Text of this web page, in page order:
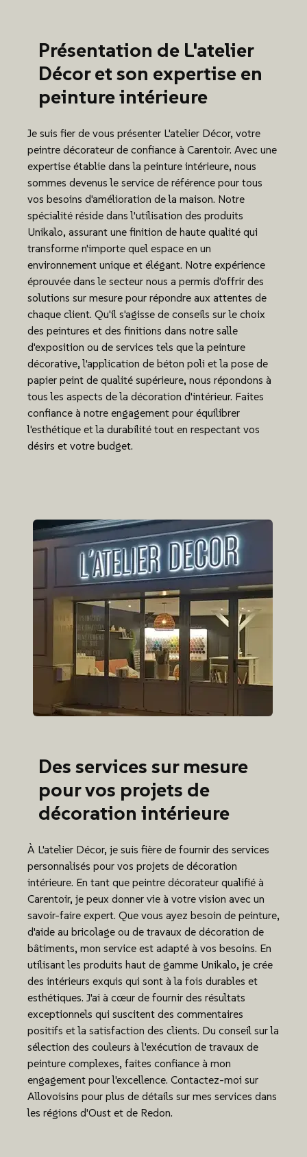
Présentation de L'atelier
Décor et son expertise en
peinture intérieure
Je suis fier de vous présenter L'atelier Décor, votre
peintre décorateur de confiance à Carentoir. Avec une
expertise établie dans la peinture intérieure, nous
sommes devenus le service de référence pour tous
vos besoins d'amélioration de la maison. Notre
spécialité réside dans l'utilisation des produits
Unikalo, assurant une finition de haute qualité qui
transforme n'importe quel espace en un
environnement unique et élégant. Notre expérience
éprouvée dans le secteur nous a permis d'offrir des
solutions sur mesure pour répondre aux attentes de
chaque client. Qu'il s'agisse de conseils sur le choix
des peintures et des finitions dans notre salle
d'exposition ou de services tels que la peinture
décorative, l'application de béton poli et la pose de
papier peint de qualité supérieure, nous répondons à
tous les aspects de la décoration d'intérieur. Faites
confiance à notre engagement pour équilibrer
l'esthétique et la durabilité tout en respectant vos
désirs et votre budget.
Des services sur mesure
pour vos projets de
décoration intérieure
À L'atelier Décor, je suis fière de fournir des services
personnalisés pour vos projets de décoration
intérieure. En tant que peintre décorateur qualifié à
Carentoir, je peux donner vie à votre vision avec un
savoir-faire expert. Que vous ayez besoin de peinture,
d'aide au bricolage ou de travaux de décoration de
bâtiments, mon service est adapté à vos besoins. En
utilisant les produits haut de gamme Unikalo, je crée
des intérieurs exquis qui sont à la fois durables et
esthétiques. J'ai à cœur de fournir des résultats
exceptionnels qui suscitent des commentaires
positifs et la satisfaction des clients. Du conseil sur la
sélection des couleurs à l'exécution de travaux de
peinture complexes, faites confiance à mon
engagement pour l'excellence. Contactez-moi sur
Allovoisins pour plus de détails sur mes services dans
les régions d'Oust et de Redon.